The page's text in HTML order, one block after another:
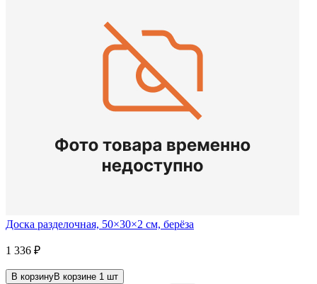
Доска разделочная, 50×30×2 см, берёза
1 336 ₽
В корзинуВ корзине 1 шт